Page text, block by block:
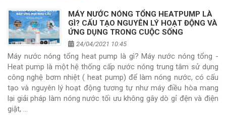
MÁY NƯỚC NÓNG TỔNG HEATPUMP LÀ
GÌ? CẤU TẠO NGUYÊN LÝ HOẠT ĐỘNG VÀ
ỨNG DỤNG TRONG CUỘC SỐNG
24/04/2021 10:45
Máy nước nóng tổng heat pump là gì? Máy nước nóng tổng -
Heat pump là một hệ thống cấp nước nóng trung tâm sử dụng
công nghệ bơm nhiệt ( heat pump) để làm nóng nước, có cấu
tạo và nguyên lý hoạt động tương tự như máy điều hòa mang
lại giải pháp làm nóng nước tối ưu không gây dò gỉ đện và điện
giật, …